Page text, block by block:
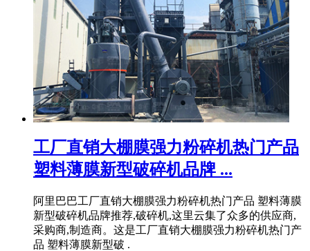
工厂直销大棚膜强力粉碎机热门产品
塑料薄膜新型破碎机品牌 ...
阿里巴巴工厂直销大棚膜强力粉碎机热门产品 塑料薄膜
新型破碎机品牌推荐,破碎机,这里云集了众多的供应商,
采购商,制造商。这是工厂直销大棚膜强力粉碎机热门产
品 塑料薄膜新型破 .